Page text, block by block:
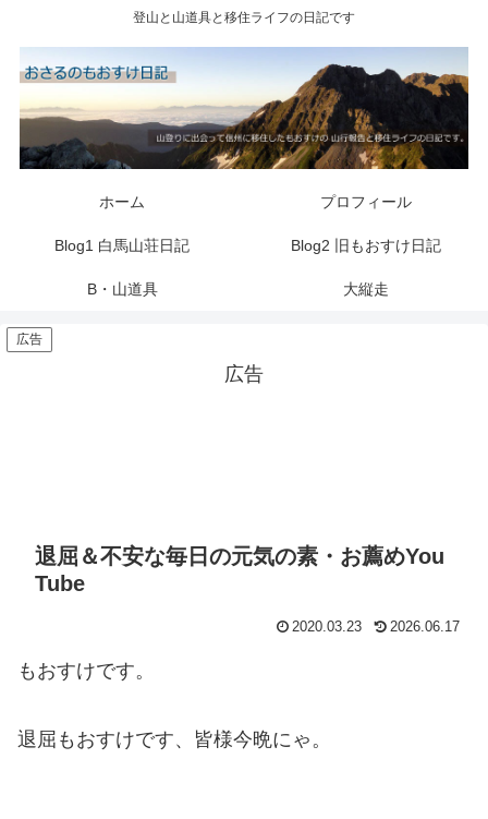
登山と山道具と移住ライフの日記です
ホーム プロフィール
Blog1 白馬山荘日記 Blog2 旧もおすけ日記
B・山道具 大縦走
広告
広告
退屈＆不安な毎日の元気の素・お薦めYou
Tube
2020.03.23 2026.06.17
もおすけです。
退屈もおすけです、皆様今晩にゃ。